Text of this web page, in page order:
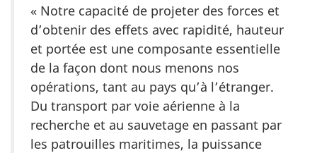
« Notre capacité de projeter des forces et
d’obtenir des effets avec rapidité, hauteur
et portée est une composante essentielle
de la façon dont nous menons nos
opérations, tant au pays qu’à l’étranger.
Du transport par voie aérienne à la
recherche et au sauvetage en passant par
les patrouilles maritimes, la puissance